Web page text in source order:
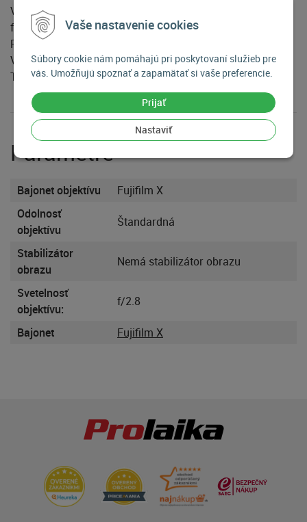
Vaše nastavenie cookies
Súbory cookie nám pomáhajú pri poskytovaní služieb pre
vás. Umožňujú spoznať a zapamätať si vaše preferencie.
Prijať
Nastaviť
Vhodný pre žáner: Architektúra, Interiéry, Krajina, Street
foto
Rozdelenie podľa ohniska: Širokouhlý
Vhodný pre formát snímače : APS-C
Typ bajonetu: Fujifilm X
Parametre
Bajonet objektívu
Fujifilm X
Odolnosť
objektívu
Štandardná
Stabilizátor
obrazu
Nemá stabilizátor obrazu
Svetelnosť
objektívu:
f/2.8
Bajonet Fujifilm X